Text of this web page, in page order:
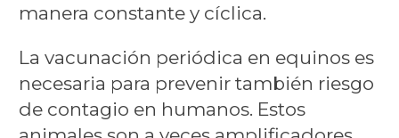
manera constante y cíclica.
La vacunación periódica en equinos es
necesaria para prevenir también riesgo
de contagio en humanos. Estos